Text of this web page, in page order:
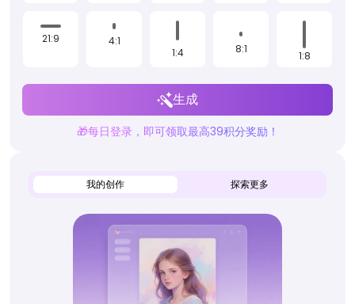
21:9
4:1
1:4
8:1
1:8
生成
🎁每日登录，即可领取最高39积分奖励！
我的创作 探索更多